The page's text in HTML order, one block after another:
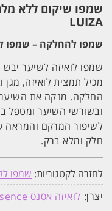
אסנס
1000ML
LUIZA
שמפו להחלקה – שמפו
מכיל תמצית לואיזה,
החלקה. מנקה את השיער
ובשורשי השיער ומטפל
לשיפור המרקם
חלק ומלא ברק.
לחזרה לקטגוריות: שמפו
יצרן: לואיזה אסנס Luiza Essence